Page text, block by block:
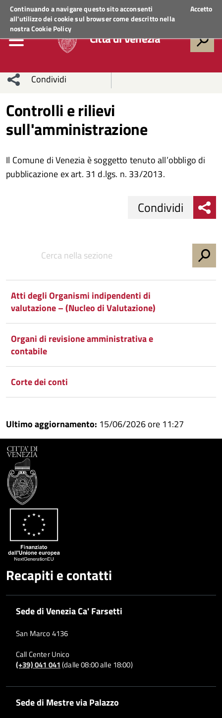
Continuando a navigare questo sito acconsenti
all'utilizzo dei cookie sul browser come descritto nella
nostraCookie Policy
Accetto
Regione VenetoACCEDI AI SERVIZI
Città di Venezia
Condividi
sui social
network
Condividi
Condividi
su
Facebook
Condividi
Twitter
Condividi
su
Condividi
Controlli e rilievi
sull'amministrazione
Il Comune di Venezia è soggetto tenuto all’obbligo di
pubblicazione ex art. 31 d.lgs. n. 33/2013.
Facebook
Condividi
su
Twitter
Condividi
Google
Condividi
su
Whatsapp
Condividi
Atti degli Organismi indipendenti di
valutazione – (Nucleo di Valutazione)
Organi di revisione amministrativa e
contabile
Corte dei conti
Ultimo aggiornamento: 15/06/2026 ore 11:27
Recapiti e contatti
Sede di Venezia Ca' Farsetti
San Marco 4136
Call Center Unico
(+39) 041 041(dalle 08:00 alle 18:00)
Sede di Mestre via Palazzo